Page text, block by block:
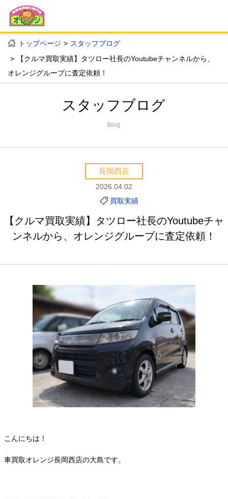
トップページ
スタッフブログ
【クルマ買取実績】タツロー社長のYoutubeチャンネルから、
オレンジグループに査定依頼！
スタッフブログ
Blog
長岡西店
2026.04.02
買取実績
【クルマ買取実績】タツロー社長のYoutubeチャ
ンネルから、オレンジグループに査定依頼！
こんにちは！
車買取オレンジ長岡西店の大島です。